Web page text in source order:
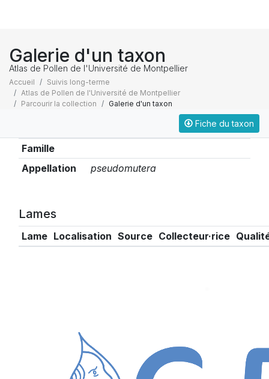
Galerie d'un taxon
Atlas de Pollen de l'Université de Montpellier
Accueil
Suivis long-terme
Atlas de Pollen de l'Université de Montpellier
Parcourir la collection
Galerie d'un taxon
Fiche du taxon
Famille
Appellation
pseudomutera
Lames
Lame Localisation Source Collecteur·rice